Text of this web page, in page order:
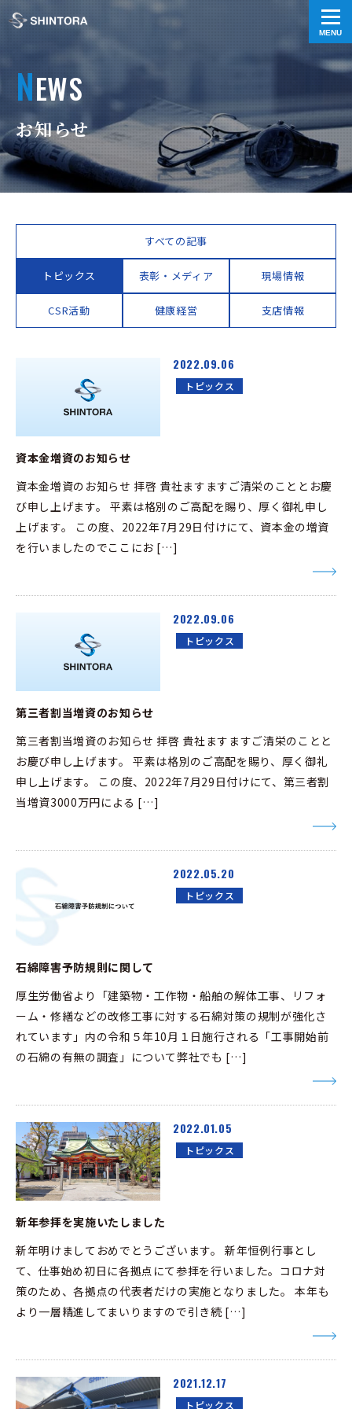
NEWS
お知らせ
すべての記事
トピックス 表彰・メディア 現場情報
CSR活動 健康経営 支店情報
2022.09.06
トピックス
資本金増資のお知らせ
資本金増資のお知らせ 拝啓 貴社ますますご清栄のこととお慶
び申し上げます。 平素は格別のご高配を賜り、厚く御礼申し
上げます。 この度、2022年7月29日付けにて、資本金の増資
を行いましたのでここにお […]
2022.09.06
トピックス
第三者割当増資のお知らせ
第三者割当増資のお知らせ 拝啓 貴社ますますご清栄のことと
お慶び申し上げます。 平素は格別のご高配を賜り、厚く御礼
申し上げます。 この度、2022年7月29日付けにて、第三者割
当増資3000万円による […]
2022.05.20
トピックス
石綿障害予防規則に関して
厚生労働省より「建築物・工作物・船舶の解体工事、リフォ
ーム・修繕などの改修工事に対する石綿対策の規制が強化さ
れています」内の令和５年10月１日施行される「工事開始前
の石綿の有無の調査」について弊社でも […]
2022.01.05
トピックス
新年参拝を実施いたしました
新年明けましておめでとうございます。 新年恒例行事とし
て、仕事始め初日に各拠点にて参拝を行いました。コロナ対
策のため、各拠点の代表者だけの実施となりました。 本年も
より一層精進してまいりますので引き続 […]
2021.12.17
トピックス